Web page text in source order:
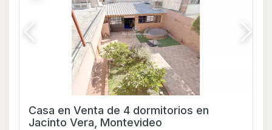
Casa en Venta de 4 dormitorios en
Jacinto Vera, Montevideo